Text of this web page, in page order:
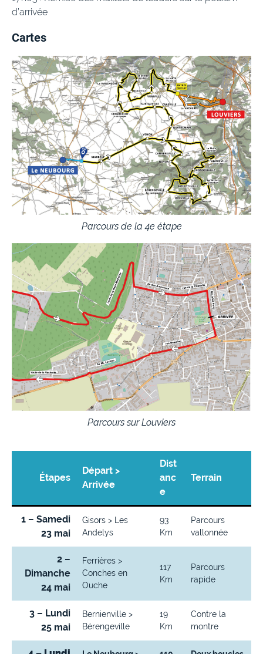
d’arrivée
Cartes
Parcours de la 4e étape
Parcours sur Louviers
Étapes
Départ >
Arrivée
Dist
anc
e
Terrain
1 – Samedi
23 mai
Gisors > Les
Andelys
93
Km
Parcours
vallonnée
2 –
Dimanche
24 mai
Ferrières >
Conches en
Ouche
117
Km
Parcours
rapide
3 – Lundi
25 mai
Bernienville >
Bérengeville
19
Km
Contre la
montre